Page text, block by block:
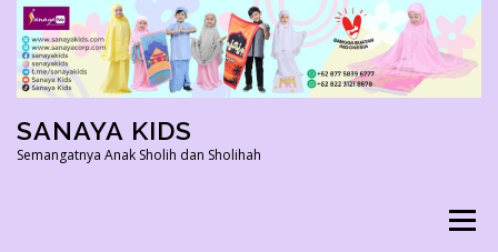
Skip
content
SANAYA KIDS
Semangatnya Anak Sholih dan Sholihah
Menu